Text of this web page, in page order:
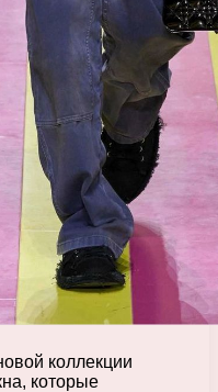
коллекции
которые